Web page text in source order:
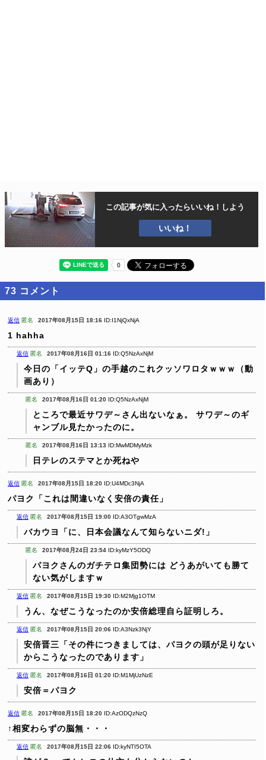
この記事が気に入ったらいいね！しよう
いいね！
73 コメント
返信 匿名 2017年08月15日 18:16 ID:I1NjQxNjA
1 hahha
返信 匿名 2017年08月16日 01:16 ID:Q5NzAxNjM
今日の「イッテQ」の手越のこれクッソワロタｗｗｗ（動
画あり）
匿名 2017年08月16日 01:20 ID:Q5NzAxNjM
ところで最近サワデ～さん出ないなぁ。
サワデ～のギ
ャンブル見たかったのに。
匿名 2017年08月16日 13:13 ID:MwMDMyMzk
日テレのステマとか死ねや
返信 匿名 2017年08月15日 18:20 ID:U4MDc3NjA
パヨク「これは間違いなく安倍の責任」
返信 匿名 2017年08月15日 19:00 ID:A3OTgwMzA
バカウヨ「に、日本会議なんて知らないニダ!」
匿名 2017年08月24日 23:54 ID:kyMzY5ODQ
パヨクさんのガチテロ集団勢には どうあがいても勝て
ない気がしますｗ
返信 匿名 2017年08月15日 19:30 ID:M2Mjg1OTM
うん、なぜこうなったのか安倍総理自ら証明しろ。
返信 匿名 2017年08月15日 20:06 ID:A3Nzk3NjY
安倍晋三「その件につきましては、パヨクの頭が足りない
からこうなったのであります」
返信 匿名 2017年08月16日 01:20 ID:M1MjUzNzE
安倍＝パヨク
返信 匿名 2017年08月15日 18:20 ID:AzODQzNzQ
↑相変わらずの脳無・・・
返信 匿名 2017年08月15日 22:06 ID:kyNTI5OTA